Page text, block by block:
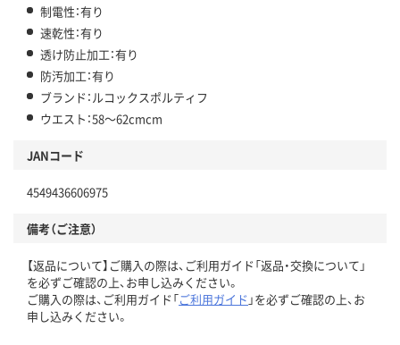
制電性：有り
速乾性：有り
透け防止加工：有り
防汚加工：有り
ブランド：ルコックスポルティフ
ウエスト：58～62cmcm
JANコード
4549436606975
備考（ご注意）
【返品について】ご購入の際は、ご利用ガイド「返品・交換について」
を必ずご確認の上、お申し込みください。
ご購入の際は、ご利用ガイド「ご利用ガイド 」を必ずご確認の上、お
申し込みください。